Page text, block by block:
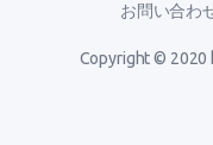
お問い合わ
Copyright © 2020